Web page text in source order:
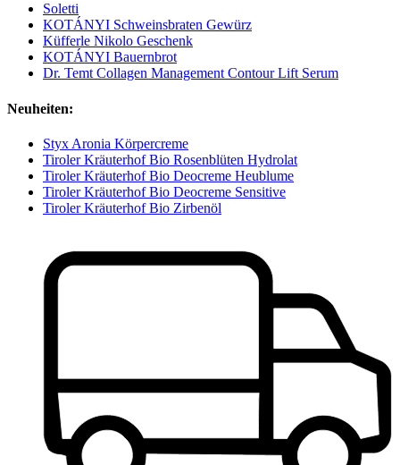
Soletti
KOTÁNYI Schweinsbraten Gewürz
Küfferle Nikolo Geschenk
KOTÁNYI Bauernbrot
Dr. Temt Collagen Management Contour Lift Serum
Neuheiten:
Styx Aronia Körpercreme
Tiroler Kräuterhof Bio Rosenblüten Hydrolat
Tiroler Kräuterhof Bio Deocreme Heublume
Tiroler Kräuterhof Bio Deocreme Sensitive
Tiroler Kräuterhof Bio Zirbenöl